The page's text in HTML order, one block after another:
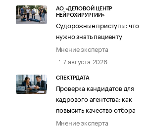
АО «ДЕЛОВОЙ ЦЕНТР
НЕЙРОХИРУРГИИ»
Судорожные приступы: что
нужно знать пациенту
Мнение эксперта
7 августа 2026
СПЕКТРДАТА
Проверка кандидатов для
кадрового агентства: как
повысить качество отбора
Мнение эксперта